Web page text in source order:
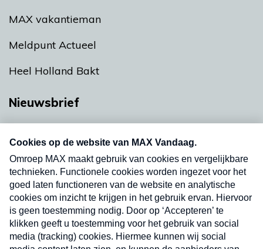
MAX vakantieman
Meldpunt Actueel
Heel Holland Bakt
Nieuwsbrief
nieuwsbrief. Elke vrijdag- en dinsdagochtend in
uw mailbox.
Verzend